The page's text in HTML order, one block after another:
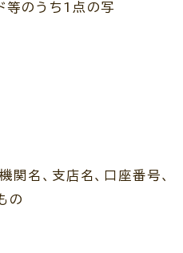
等のうち1点の写
店名、口座番号、
の